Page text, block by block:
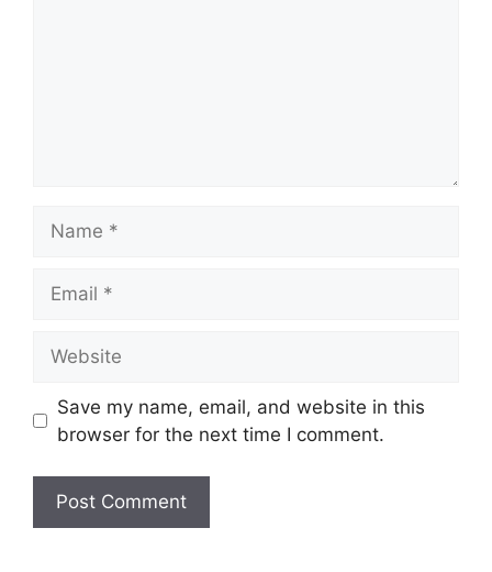
Save my name, email, and website in this
browser for the next time I comment.